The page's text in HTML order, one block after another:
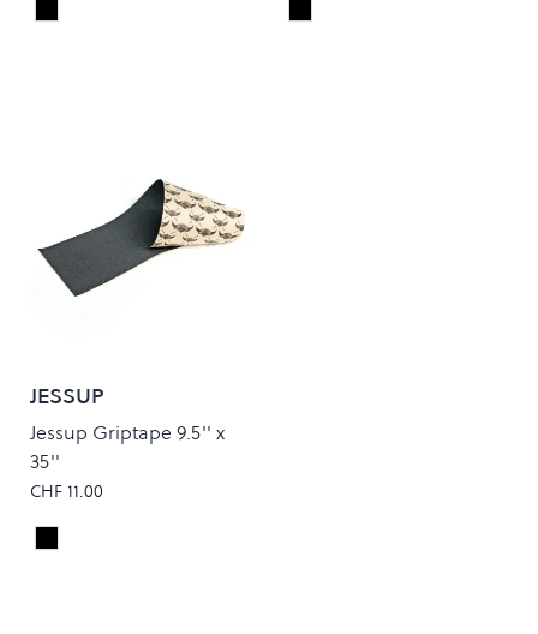
Colour
Black Colour
Black
JESSUP
Jessup Griptape 9.5'' x
35''
CHF 11.00
Colour
Black